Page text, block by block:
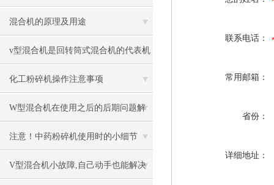
的得力助手
混合机的原理及用途
v型混合机是回转筒式混合机的代表机
型之一
化工粉碎机操作注意事项
W型混合机在使用之后的后期问题解
决
注意！中药粉碎机使用时的小细节
V型混合机小故障,自己动手也能解决
联系电话：
常用邮箱：
省份：
详细地址：